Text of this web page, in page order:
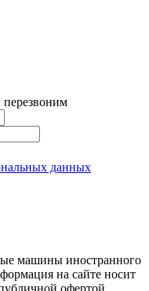
перезвоним
данных
машины иностранного
на сайте носит